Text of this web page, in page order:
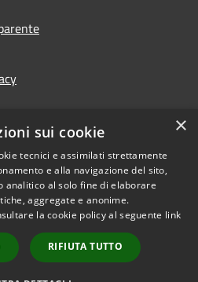
Copyright © 2026 • Comune di
Municipium•
Accesso
redazione
×
sui cookie
tecnici e assimilati strettamente
e alla navigazione del sito,
analitico al solo fine di elaborare
aggregate e anonime.
la cookie policy al seguente link
RIFIUTA TUTTO